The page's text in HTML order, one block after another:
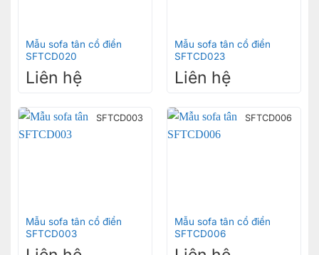
Mẫu sofa tân cổ điển
SFTCD020
Liên hệ
Mẫu sofa tân cổ điển
SFTCD023
Liên hệ
SFTCD003
Mẫu sofa tân cổ điển
SFTCD003
SFTCD006
Mẫu sofa tân cổ điển
SFTCD006